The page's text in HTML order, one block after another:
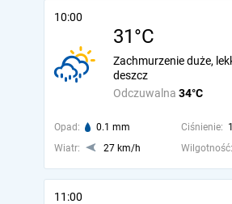
10:00
31°C
Odczuwalna 34°C
Zachmurzenie duże,
deszcz
Opad: 0.1 mm Ciśnienie:
Wiatr:
27 km/h Wilgotność:
11:00